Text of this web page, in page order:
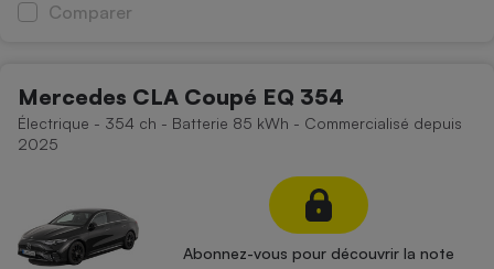
Comparer
Mercedes CLA Coupé EQ 354
Électrique - 354 ch - Batterie 85 kWh - Commercialisé depuis
2025
Abonnez-vous pour découvrir la note